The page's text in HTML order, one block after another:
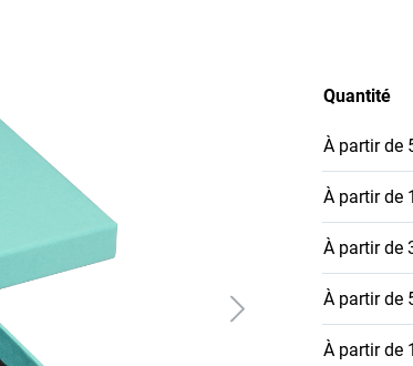
Quantité
À partir de
À partir de
À partir de
À partir de
À partir de